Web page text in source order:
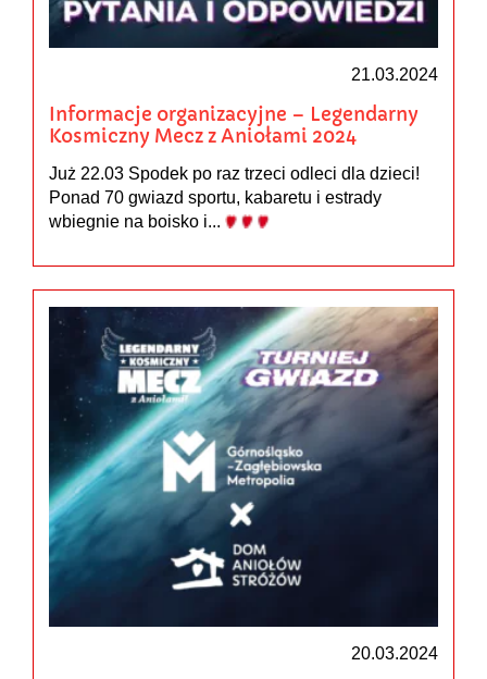
21.03.2024
Informacje organizacyjne – Legendarny
Kosmiczny Mecz z Aniołami 2024
Już 22.03 Spodek po raz trzeci odleci dla dzieci!
Ponad 70 gwiazd sportu, kabaretu i estrady
wbiegnie na boisko i...
20.03.2024